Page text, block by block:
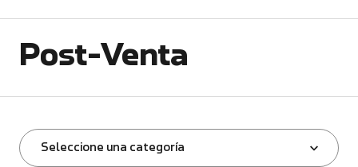
Post-Venta
Seleccione una categoría